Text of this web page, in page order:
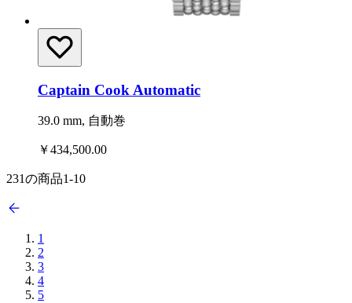
Captain Cook Automatic
39.0 mm, 自動巻
￥434,500.00
231の商品1-10
1
2
3
4
5